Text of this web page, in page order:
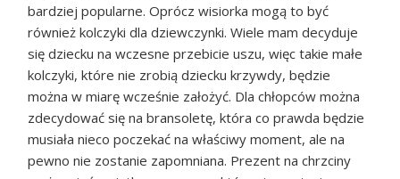
bardziej popularne. Oprócz wisiorka mogą to być
również kolczyki dla dziewczynki. Wiele mam decyduje
się dziecku na wczesne przebicie uszu, więc takie małe
kolczyki, które nie zrobią dziecku krzywdy, będzie
można w miarę wcześnie założyć. Dla chłopców można
zdecydować się na bransoletę, która co prawda będzie
musiała nieco poczekać na właściwy moment, ale na
pewno nie zostanie zapomniana. Prezent na chrzciny